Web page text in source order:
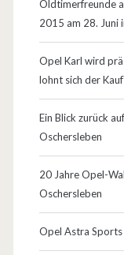
/
a
n
r
r
e
i
r
Oldtimerfreunde
2015 am 28. Juni
Opel Karl wird
lohnt sich der
Ein Blick zurück
Oschersleben
20 Jahre Opel-
Oschersleben
Opel Astra